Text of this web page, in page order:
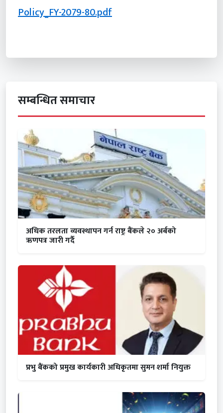
Policy_FY-2079-80.pdf
सम्बन्धित समाचार
अधिक तरलता व्यवस्थापन गर्न राष्ट्र बैंकले २० अर्बको
ऋणपत्र जारी गर्दै
प्रभु बैंकको प्रमुख कार्यकारी अधिकृतमा सुमन शर्मा नियुक्त